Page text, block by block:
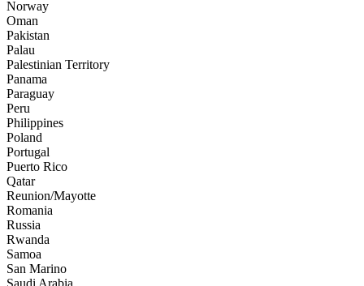
Norway
Oman
Pakistan
Palau
Palestinian Territory
Panama
Paraguay
Peru
Philippines
Poland
Portugal
Puerto Rico
Qatar
Reunion/Mayotte
Romania
Russia
Rwanda
Samoa
San Marino
Saudi Arabia